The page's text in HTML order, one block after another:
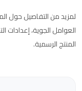
لمزيد من التفاصيل حول
العوامل الجوية، إعدادات
المنتج الرسمية.